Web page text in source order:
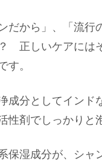
だから」、「流行
正しいケアには
す。
成分としてイン
性剤でしっかりと
保湿成分が、シャ